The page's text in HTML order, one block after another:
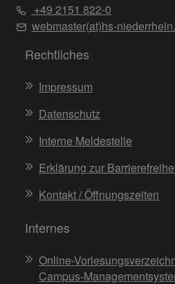
+49 2151 822-0
webmaster(at)hs-
Rechtliches
Impressum
Datenschutz
Interne Meldestelle
Erklärung zur
Kontakt / Öffnungszeiten
Internes
Online-
Campus-